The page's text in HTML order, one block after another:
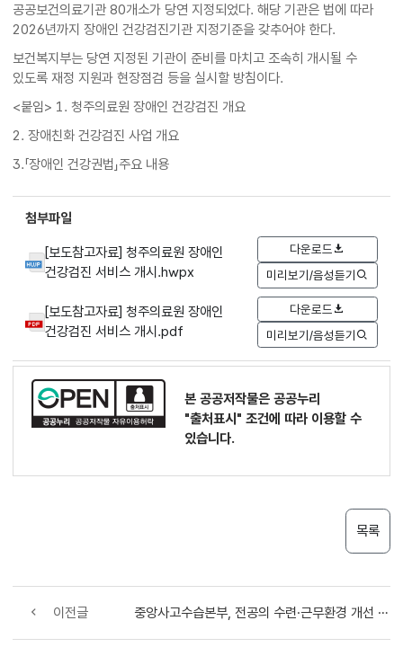
공공보건의료기관 80개소가 당연 지정되었다. 해당 기관은 법에 따라
2026년까지 장애인 건강검진기관 지정기준을 갖추어야 한다.
보건복지부는 당연 지정된 기관이 준비를 마치고 조속히 개시될 수
있도록 재정 지원과 현장점검 등을 실시할 방침이다.
<붙임> 1. 청주의료원 장애인 건강검진 개요
2. 장애친화 건강검진 사업 개요
3.「장애인 건강권법」주요 내용
첨부파일
[보도참고자료] 청주의료원 장애인
건강검진 서비스 개시.hwpx
다운로드
미리보기/음성듣기
[보도참고자료] 청주의료원 장애인
건강검진 서비스 개시.pdf
다운로드
미리보기/음성듣기
본 공공저작물은 공공누리
"출처표시" 조건에 따라 이용할 수
있습니다.
목록
이전글 중앙사고수습본부, 전공의 수련·근무환경 개선 및 권익 증진 방안 논의